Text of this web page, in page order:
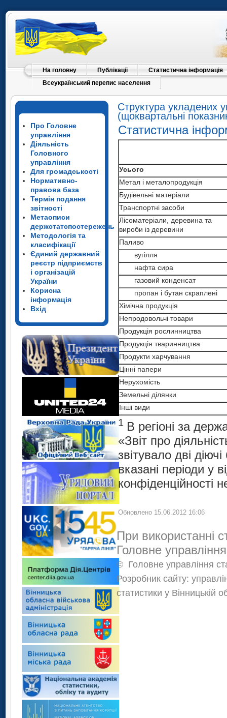
На головну Публікації
Статистична інформація
Всеукраїнський перепис населення
Про Головне
управління
Діяльність
Головного
управління
Для громадськості
Нормативно-
правова база
Термін подання
звітності
Метаописи
держстатспостережень
Методологія та
класифікації
Єдиний державний
реєстр підприємств
і організацій
України
Корисна
інформація
Вхід
Структура укладених
(щоквартальні
Статистична
Усього
Метал і металопродукція
Будівельні матеріали
Транспортні засоби
Лісоматеріали, деревина та
вироби із деревини
Паливо
вугілля
нафта сира
газовий конденсат
пропан і бутан скраплені
Хімічна продукція
Непродовольчі товари
Продукція рослинництва
Продукція тваринництва
Продукти харчування
Цінні папери
Нерухомість
Земельні ділянки
Інші види
1 В регіоні за
«Звіт про
звітувало дві
вказані періоди у
конфіденційності
Обновлено 15.06.2012 16:06
При використанні
Головне
© Головне управління
Розробник сайту:
статистики у Вінницькій